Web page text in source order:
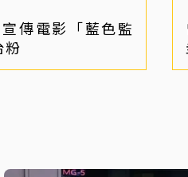
傳電影「藍色監
粉